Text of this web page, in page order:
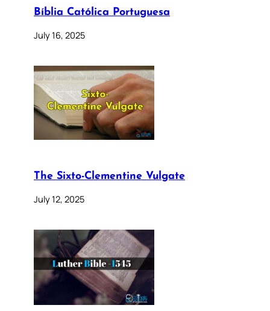
Bíblia Católica Portuguesa
July 16, 2025
The Sixto-Clementine Vulgate
July 12, 2025